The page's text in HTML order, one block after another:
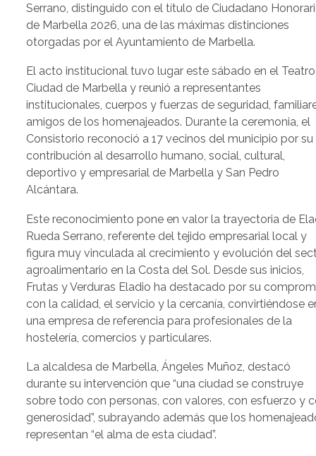
Serrano, distinguido con el título de Ciudadano
de Marbella 2026, una de las máximas distinciones
otorgadas por el Ayuntamiento de Marbella.
El acto institucional tuvo lugar este sábado en el Teatro
Ciudad de Marbella y reunió a representantes
institucionales, cuerpos y fuerzas de seguridad,
amigos de los homenajeados. Durante la ceremonia, el
Consistorio reconoció a 17 vecinos del municipio por su
contribución al desarrollo humano, social, cultural,
deportivo y empresarial de Marbella y San Pedro
Alcántara.
Este reconocimiento pone en valor la trayectoria de
Rueda Serrano, referente del tejido empresarial local y
figura muy vinculada al crecimiento y evolución del
agroalimentario en la Costa del Sol. Desde sus inicios,
Frutas y Verduras Eladio ha destacado por su
con la calidad, el servicio y la cercanía, convirtiéndose
una empresa de referencia para profesionales de la
hostelería, comercios y particulares.
La alcaldesa de Marbella, Ángeles Muñoz, destacó
durante su intervención que “una ciudad se construye
sobre todo con personas, con valores, con esfuerzo y
generosidad”, subrayando además que los
representan “el alma de esta ciudad”.